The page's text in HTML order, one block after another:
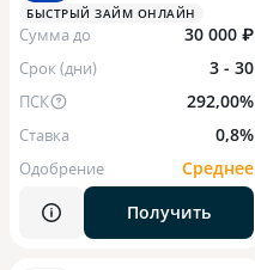
БЫСТРЫЙ ЗАЙМ ОНЛАЙН
Сумма до 30 000 ₽
Срок (дни) 3 - 30
ПСК 292,00%
Ставка 0,8%
Одобрение
Среднее
Получить